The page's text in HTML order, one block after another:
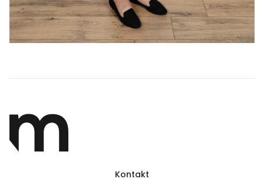
Kontakt